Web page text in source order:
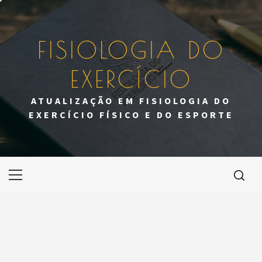
to
content
FISIOLOGIA DO
EXERCÍCIO
ATUALIZAÇÃO EM FISIOLOGIA DO
EXERCÍCIO FÍSICO E DO ESPORTE
Primary